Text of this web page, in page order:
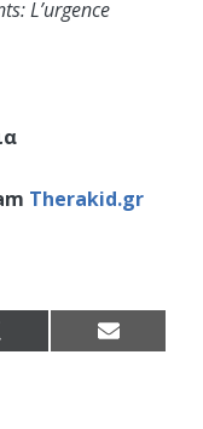
L’urgence
Therakid.gr
Share
on